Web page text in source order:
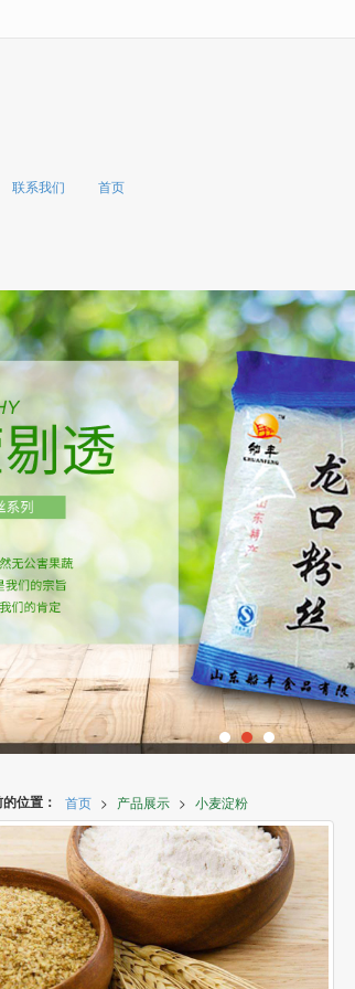
联系我们 首页
位置： 首页 > 产品展示 > 小麦淀粉